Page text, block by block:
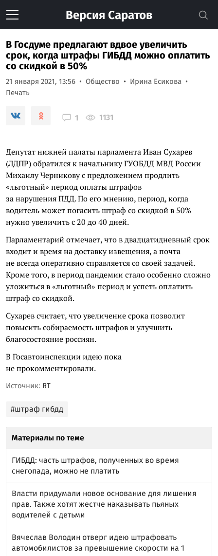
Версия Саратов
В Госдуме предлагают вдвое увеличить
срок, когда штрафы ГИБДД можно оплатить
со скидкой в 50%
21 января 2021, 13:56 Общество
Ирина Есикова
Печать
1 1131
Депутат нижней палаты парламента Иван Сухарев
(ЛДПР) обратился к начальнику ГУОБДД МВД России
Михаилу Черникову с предложением продлить
«льготный» период оплаты штрафов
за нарушения ПДД. По его мнению, период, когда
водитель может погасить штраф со скидкой в 50%
нужно увеличить с 20 до 40 дней.
Парламентарий отмечает, что в двадцатидневный срок
входит и время на доставку извещения, а почта
не всегда оперативно справляется со своей задачей.
Кроме того, в период пандемии стало особенно сложно
уложиться в «льготный» период и успеть оплатить
штраф со скидкой.
Сухарев считает, что увеличение срока позволит
повысить собираемость штрафов и улучшить
благосостояние россиян.
В Госавтоинспекции идею пока
не прокомментировали.
Источник: RT
#штраф гибдд
Материалы по теме
ГИБДД: часть штрафов, полученных во время
снегопада, можно не платить
Власти придумали новое основание для лишения
прав. Также хотят жестче наказывать пьяных
водителей с детьми
Вячеслав Володин отверг идею штрафовать
автомобилистов за превышение скорости на 1